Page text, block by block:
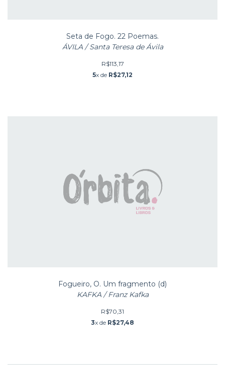
Seta de Fogo. 22 Poemas.
ÁVILA / Santa Teresa de Ávila
R$113,17
5x de R$27,12
Fogueiro, O. Um fragmento (d)
KAFKA / Franz Kafka
R$70,31
3x de R$27,48